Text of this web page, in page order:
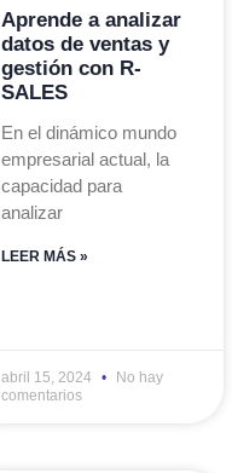
Aprende a analizar
datos de ventas y
gestión con R-
SALES
En el dinámico mundo
empresarial actual, la
capacidad para
analizar
LEER MÁS »
abril 15, 2024
No hay
comentarios